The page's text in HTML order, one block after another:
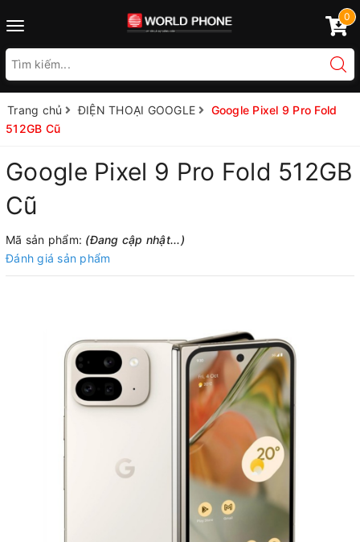
Toggle
0
Trang chủ ĐIỆN THOẠI GOOGLE
Google Pixel 9 Pro Fold
512GB Cũ
Google Pixel 9 Pro Fold 512GB
Cũ
Mã sản phẩm: (Đang cập nhật...)
Đánh giá sản phẩm